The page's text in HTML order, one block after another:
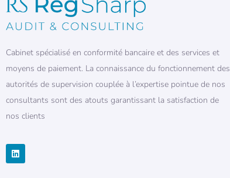
Cabinet spécialisé en conformité bancaire et des services et
moyens de paiement. La connaissance du fonctionnement des
autorités de supervision couplée à l’expertise pointue de nos
consultants sont des atouts garantissant la satisfaction de
nos clients